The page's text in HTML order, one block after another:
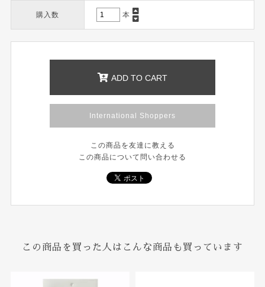
購入数 本
ADD TO CART
International Shoppers
この商品を友達に教える
この商品について問い合わせる
この商品を買った人はこんな商品も買っています